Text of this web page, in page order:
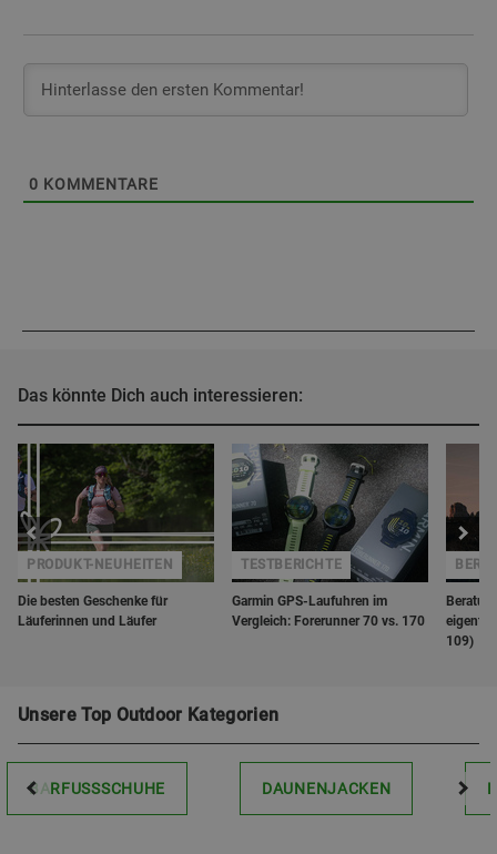
0 KOMMENTARE
Das könnte Dich auch interessieren:
Die besten Geschenke für
Läuferinnen und Läufer
PRODUKT-NEUHEITEN
Garmin GPS-Laufuhren im
Vergleich: Forerunner 70 vs. 170
TESTBERICHTE
109)
Unsere Top Outdoor Kategorien
BARFUSSSCHUHE DAUNENJACKEN